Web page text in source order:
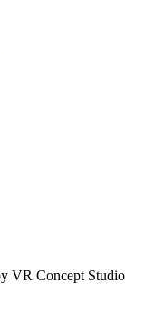
VR Concept Studio